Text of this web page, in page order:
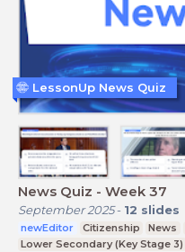
News Quiz - Week 37
September 2025- 12 slides
newEditor Citizenship News
Lower Secondary (Key Stage 3)
LessonUp News Quiz